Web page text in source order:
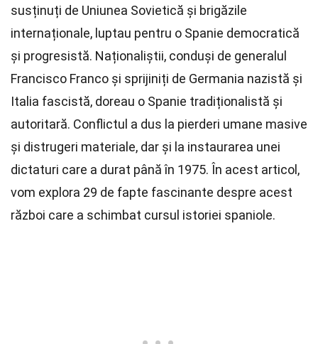
susținuți de Uniunea Sovietică și brigăzile
internaționale, luptau pentru o Spanie democratică
și progresistă. Naționaliștii, conduși de generalul
Francisco Franco și sprijiniți de Germania nazistă și
Italia fascistă, doreau o Spanie tradiționalistă și
autoritară. Conflictul a dus la pierderi umane masive
și distrugeri materiale, dar și la instaurarea unei
dictaturi care a durat până în 1975. În acest articol,
vom explora 29 de fapte fascinante despre acest
război care a schimbat cursul istoriei spaniole.